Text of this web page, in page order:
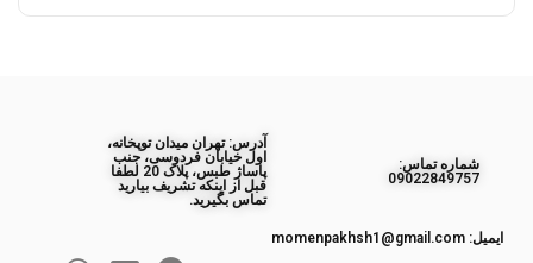
ﺷﻤﺎره ﺗﻤﺎس:
09022849757
آدرس: تهران میدان توپخانه،
اول خیابان فردوسی، جنب
پاساژ طبس، پلاک 20 لطفا
قبل از اینکه تشریف بیارید
تماس بگیرید.
ایمیل: momenpakhsh1@gmail.com